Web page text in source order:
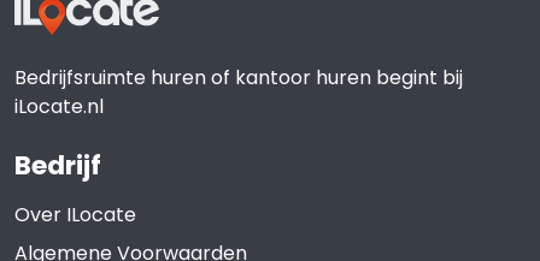
Bedrijfsruimte huren of kantoor huren begint bij
iLocate.nl
Bedrijf
Over ILocate
Algemene Voorwaarden